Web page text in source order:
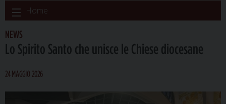
Skip
to
content
Home
NEWS
Lo Spirito Santo che unisce le Chiese diocesane
24 MAGGIO 2026